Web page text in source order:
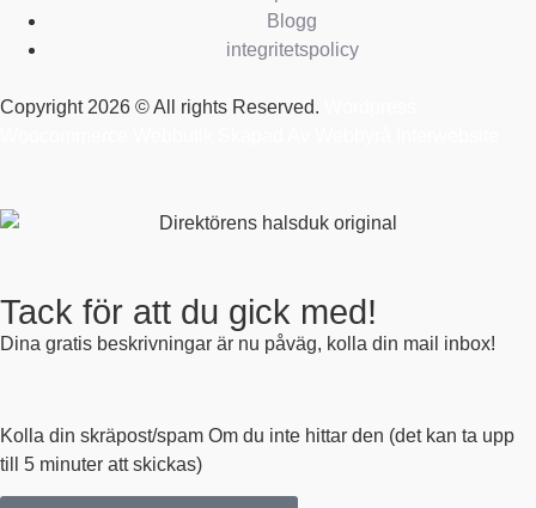
Blogg
integritetspolicy
Copyright 2026 © All rights Reserved.
Tack för att du gick med!
Dina gratis beskrivningar är nu påväg, kolla din mail inbox!
Kolla din skräpost/spam Om du inte hittar den (det kan ta upp
till 5 minuter att skickas)